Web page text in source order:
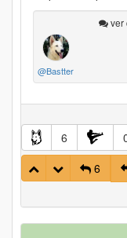
ver
@Bastter
6
6